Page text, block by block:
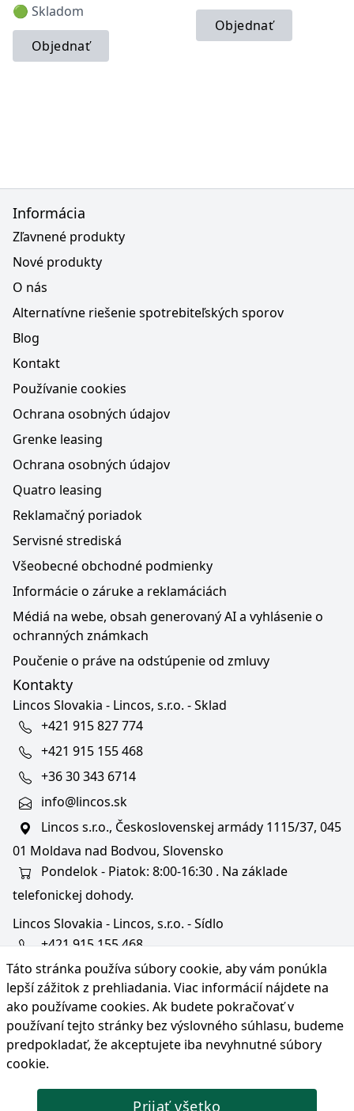
🟢 Skladom
Objednať
Objednať
Táto stránka používa súbory cookie, aby vám ponúkla
lepší zážitok z prehliadania. Viac informácií nájdete na
ako používame cookies. Ak budete pokračovať v
používaní tejto stránky bez výslovného súhlasu, budeme
predpokladať, že akceptujete iba nevyhnutné súbory
cookie.
Prijať všetko
Informácia
Zľavnené produkty
Nové produkty
O nás
Alternatívne riešenie spotrebiteľských sporov
Blog
Kontakt
Používanie cookies
Ochrana osobných údajov
Grenke leasing
Ochrana osobných údajov
Quatro leasing
Reklamačný poriadok
Servisné strediská
Všeobecné obchodné podmienky
Informácie o záruke a reklamáciách
Médiá na webe, obsah generovaný AI a vyhlásenie o
ochranných známkach
Poučenie o práve na odstúpenie od zmluvy
Kontakty
Lincos Slovakia - Lincos, s.r.o. - Sklad
+421 915 827 774
+421 915 155 468
+36 30 343 6714
info@lincos.sk
Lincos s.r.o., Československej armády 1115/37, 045
01 Moldava nad Bodvou, Slovensko
Pondelok - Piatok: 8:00-16:30 . Na základe
telefonickej dohody.
Lincos Slovakia - Lincos, s.r.o. - Sídlo
+421 915 155 468
+36/30 343 6714
bratislava@lincos.sk
Lincos s.r.o., Rustaveliho 4, 831 06 Bratislava - m. č.
Rača, Slovensko
Iba sídlo firmy